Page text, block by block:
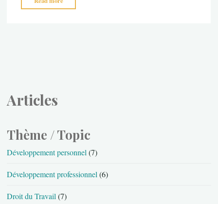
Articles
Thème / Topic
Développement personnel (7)
Développement professionnel (6)
Droit du Travail (7)